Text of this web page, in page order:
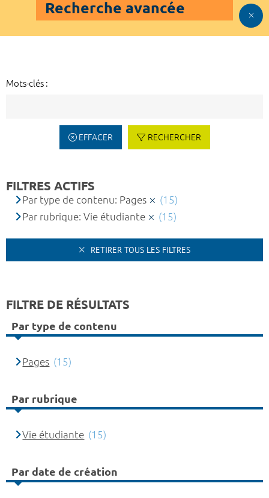
Recherche avancée
Mots-clés :
EFFACER RECHERCHER
FILTRES ACTIFS
Par type de contenu: Pages
(15)
Par rubrique: Vie étudiante
(15)
RETIRER TOUS LES FILTRES
FILTRE DE RÉSULTATS
Par type de contenu
Pages (15)
Par rubrique
Vie étudiante (15)
Par date de création